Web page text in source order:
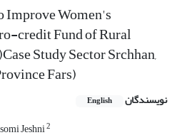
Women's
credit Fund of Rural
Study Sector Srchhan,
Fars)
نویسندگان English
Jeshni2